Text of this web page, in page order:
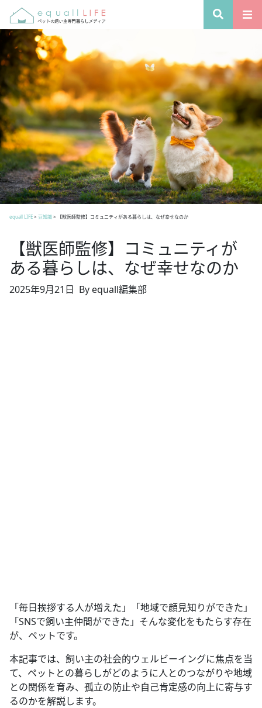
equall LIFE> 豆知識> 【獣医師監修】コミュニティがある暮らしは、なぜ幸せなのか
【獣医師監修】コミュニティが
ある暮らしは、なぜ幸せなのか
2025年9月21日 By equall編集部
「毎日挨拶する人が増えた」「地域で顔見知りができた」
「SNSで飼い主仲間ができた」そんな変化をもたらす存在
が、ペットです。
本記事では、飼い主の社会的ウェルビーイングに焦点を当
て、ペットとの暮らしがどのように人とのつながりや地域
との関係を育み、孤立の防止や自己肯定感の向上に寄与す
るのかを解説します。